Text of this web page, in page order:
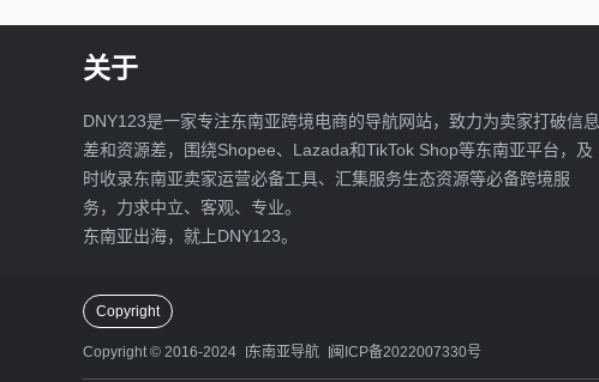
关于
DNY123是一家专注东南亚跨境电商的导航网站，致力为卖家打破信息
差和资源差，围绕Shopee、Lazada和TikTok Shop等东南亚平台，及
时收录东南亚卖家运营必备工具、汇集服务生态资源等必备跨境服
务，力求中立、客观、专业。
东南亚出海，就上DNY123。
Copyright
Copyright © 2016-2024 东南亚导航 闽ICP备2022007330号